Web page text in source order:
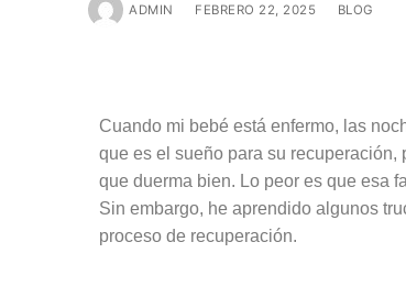
ADMIN FEBRERO 22, 2025 BLOG
Cuando mi bebé está enfermo, las
que es el sueño para su
que duerma bien. Lo peor es que esa
Sin embargo, he aprendido algunos
proceso de recuperación.